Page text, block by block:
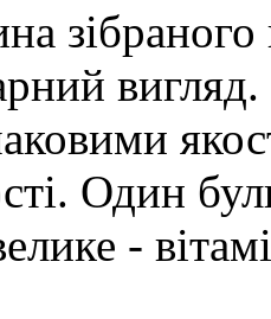
Один
-